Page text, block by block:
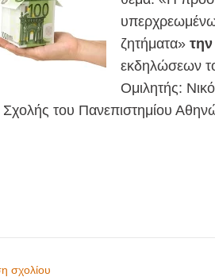
ζητήματα»
εκδηλώσεων
Oμιλητής:
Σχολής του Πανεπιστημίου
σχολίου